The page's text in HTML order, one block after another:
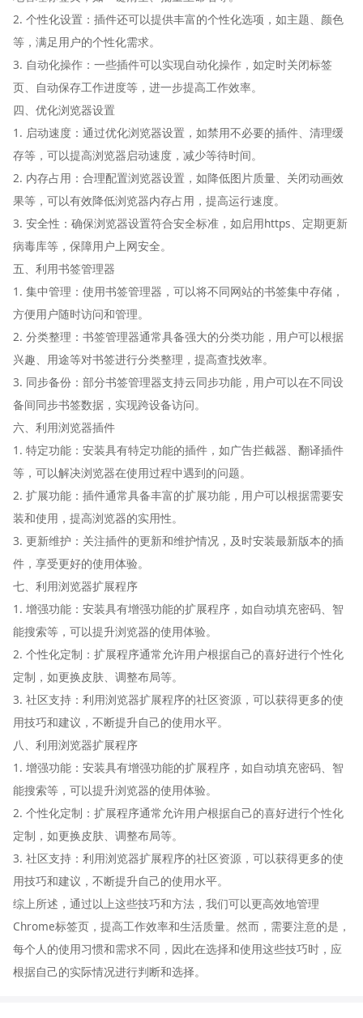
2. 个性化设置：插件还可以提供丰富的个性化选项，如主题、颜色
等，满足用户的个性化需求。
3. 自动化操作：一些插件可以实现自动化操作，如定时关闭标签
页、自动保存工作进度等，进一步提高工作效率。
四、优化浏览器设置
1. 启动速度：通过优化浏览器设置，如禁用不必要的插件、清理缓
存等，可以提高浏览器启动速度，减少等待时间。
2. 内存占用：合理配置浏览器设置，如降低图片质量、关闭动画效
果等，可以有效降低浏览器内存占用，提高运行速度。
3. 安全性：确保浏览器设置符合安全标准，如启用https、定期更新
病毒库等，保障用户上网安全。
五、利用书签管理器
1. 集中管理：使用书签管理器，可以将不同网站的书签集中存储，
方便用户随时访问和管理。
2. 分类整理：书签管理器通常具备强大的分类功能，用户可以根据
兴趣、用途等对书签进行分类整理，提高查找效率。
3. 同步备份：部分书签管理器支持云同步功能，用户可以在不同设
备间同步书签数据，实现跨设备访问。
六、利用浏览器插件
1. 特定功能：安装具有特定功能的插件，如广告拦截器、翻译插件
等，可以解决浏览器在使用过程中遇到的问题。
2. 扩展功能：插件通常具备丰富的扩展功能，用户可以根据需要安
装和使用，提高浏览器的实用性。
3. 更新维护：关注插件的更新和维护情况，及时安装最新版本的插
件，享受更好的使用体验。
七、利用浏览器扩展程序
1. 增强功能：安装具有增强功能的扩展程序，如自动填充密码、智
能搜索等，可以提升浏览器的使用体验。
2. 个性化定制：扩展程序通常允许用户根据自己的喜好进行个性化
定制，如更换皮肤、调整布局等。
3. 社区支持：利用浏览器扩展程序的社区资源，可以获得更多的使
用技巧和建议，不断提升自己的使用水平。
八、利用浏览器扩展程序
1. 增强功能：安装具有增强功能的扩展程序，如自动填充密码、智
能搜索等，可以提升浏览器的使用体验。
2. 个性化定制：扩展程序通常允许用户根据自己的喜好进行个性化
定制，如更换皮肤、调整布局等。
3. 社区支持：利用浏览器扩展程序的社区资源，可以获得更多的使
用技巧和建议，不断提升自己的使用水平。
综上所述，通过以上这些技巧和方法，我们可以更高效地管理
Chrome标签页，提高工作效率和生活质量。然而，需要注意的是，
每个人的使用习惯和需求不同，因此在选择和使用这些技巧时，应
根据自己的实际情况进行判断和选择。